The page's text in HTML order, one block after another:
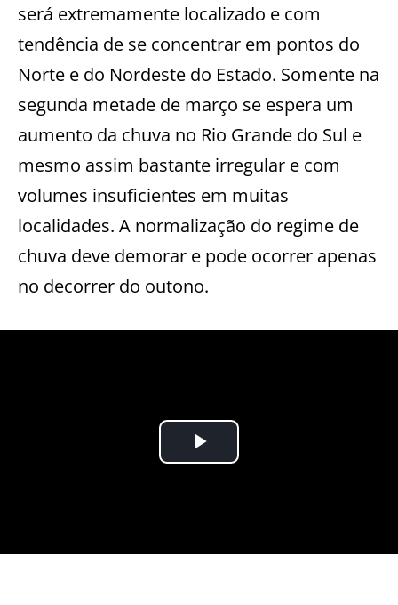
será extremamente localizado e com
tendência de se concentrar em pontos do
Norte e do Nordeste do Estado. Somente na
segunda metade de março se espera um
aumento da chuva no Rio Grande do Sul e
mesmo assim bastante irregular e com
volumes insuficientes em muitas
localidades. A normalização do regime de
chuva deve demorar e pode ocorrer apenas
no decorrer do outono.